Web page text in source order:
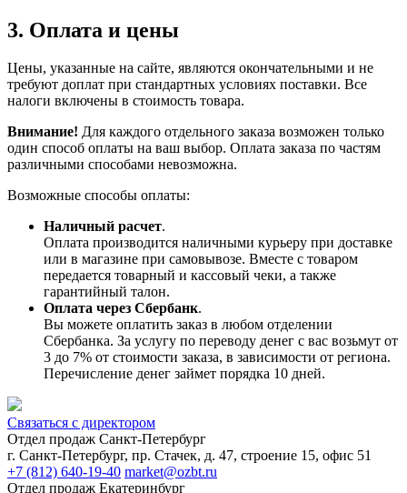
3. Оплата и цены
Цены, указанные на сайте, являются окончательными и не
требуют доплат при стандартных условиях поставки. Все
налоги включены в стоимость товара.
Внимание! Для каждого отдельного заказа возможен только
один способ оплаты на ваш выбор. Оплата заказа по частям
различными способами невозможна.
Возможные способы оплаты:
Наличный расчет.
Оплата производится наличными курьеру при доставке
или в магазине при самовывозе. Вместе с товаром
передается товарный и кассовый чеки, а также
гарантийный талон.
Оплата через Сбербанк.
Вы можете оплатить заказ в любом отделении
Сбербанка. За услугу по переводу денег с вас возьмут от
3 до 7% от стоимости заказа, в зависимости от региона.
Перечисление денег займет порядка 10 дней.
Связаться с директором
Отдел продаж Санкт-Петербург
г. Санкт-Петербург, пр. Стачек, д. 47, строение 15, офис 51
+7 (812) 640-19-40 market@ozbt.ru
Отдел продаж Екатеринбург